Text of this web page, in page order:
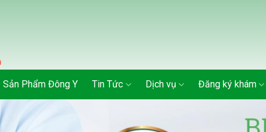
Sản Phẩm Đông Y Tin Tức Dịch vụ Đăng ký khám